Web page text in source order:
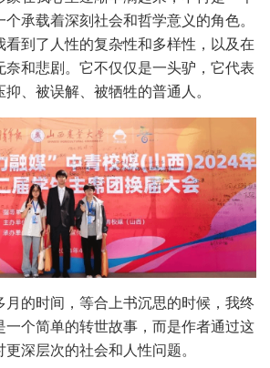
承载着深刻社会和哲学意义的角色。
看到了人性的复杂性和多样性，以及在
奈和悲剧。它不仅仅是一头驴，它代表
、被误解、被牺牲的普通人。
月的时间，等合上书沉思的时候，我终
一个简单的转世故事，而是作者通过这
深层次的社会和人性问题。